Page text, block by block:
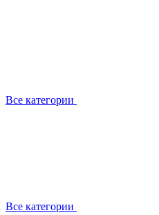
Все категории
Все категории